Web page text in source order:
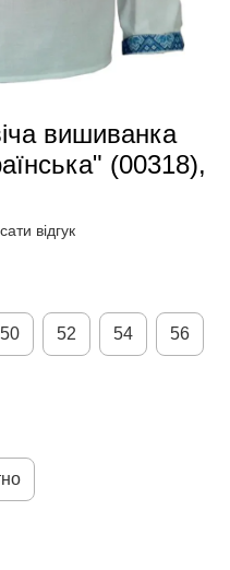
вишиванка
(00318),
відгук
50 52 54 56